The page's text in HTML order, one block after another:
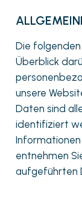
Die
Überblick
unsere
Daten sind
identifiziert
entnehmen
aufgeführten